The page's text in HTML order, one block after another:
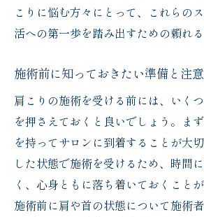
こりに悩む方々にとって、これらの
活への第一歩を踏み出すための頼れる
施術前に知っておきたい準備と注
肩こりの施術を受ける前には、いく
を押さえておくと良いでしょう。ま
を持ってサロンに到着することが大
した状態で施術を受けるため、時間
く、心身ともに落ち着いておくこと
施術前に肩や首の状態について施術